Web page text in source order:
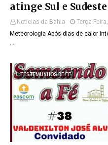
atinge Sul e
Noticias da Bahia
Terça-
Meteorologia Após dias de calor
…
TESTEMUNHOS DE FE